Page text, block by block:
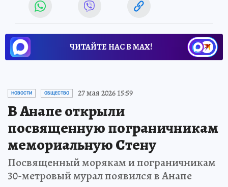
ЧИТАЙТЕ НАС В МАХ!
НОВОСТИ ОБЩЕСТВО 27 мая 2026 15:59
В Анапе открыли
посвященную пограничникам
мемориальную Стену
Посвященный морякам и пограничникам
30-метровый мурал появился в Анапе